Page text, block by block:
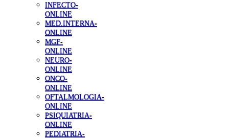
INFECTO-
ONLINE
MED.INTERNA-
ONLINE
MGF-
ONLINE
NEURO-
ONLINE
ONCO-
ONLINE
OFTALMOLOGIA-
ONLINE
PSIQUIATRIA-
ONLINE
PEDIATRIA-